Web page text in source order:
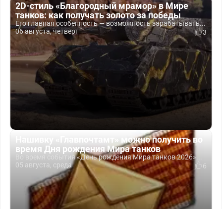
2D-стиль «Благородный мрамор» в Мире
танков: как получать золото за победы
Его главная особенность — возможность зарабатывать...
06 августа, четверг
3
Нашивку «Главпочтамт» можно получить во
время Дня рождения Мира танков
Во время события «День рождения Мира танков 2026»...
05 августа, среда
6